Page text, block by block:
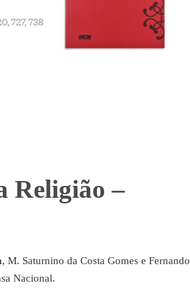
Religião –
, M. Saturnino da Costa Gomes e Fernando
Nacional.